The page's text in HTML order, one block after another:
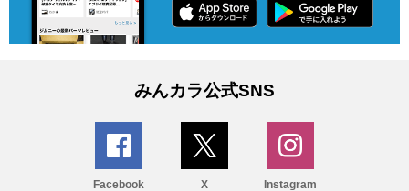
みんカラ公式SNS
Facebook X Instagram